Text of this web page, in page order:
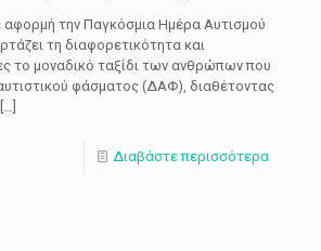
αφορμή την Παγκόσμια Ημέρα Αυτισμού
τη διαφορετικότητα και
το μοναδικό ταξίδι των ανθρώπων που
φάσματος (ΔΑΦ), διαθέτοντας
[…]
Διαβάστε περισσότερα